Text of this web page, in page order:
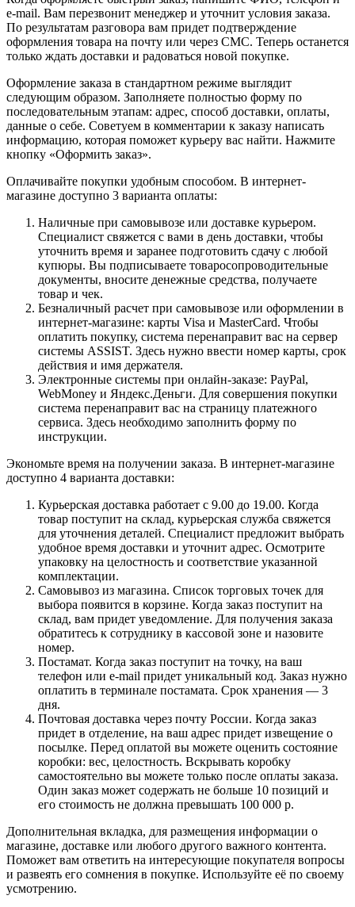
e-mail. Вам перезвонит менеджер и уточнит условия заказа.
По результатам разговора вам придет подтверждение
оформления товара на почту или через СМС. Теперь останется
только ждать доставки и радоваться новой покупке.
Оформление заказа в стандартном режиме выглядит
следующим образом. Заполняете полностью форму по
последовательным этапам: адрес, способ доставки, оплаты,
данные о себе. Советуем в комментарии к заказу написать
информацию, которая поможет курьеру вас найти. Нажмите
кнопку «Оформить заказ».
Оплачивайте покупки удобным способом. В интернет-
магазине доступно 3 варианта оплаты:
Наличные при самовывозе или доставке курьером.
Специалист свяжется с вами в день доставки, чтобы
уточнить время и заранее подготовить сдачу с любой
купюры. Вы подписываете товаросопроводительные
документы, вносите денежные средства, получаете
товар и чек.
Безналичный расчет при самовывозе или оформлении в
интернет-магазине: карты Visa и MasterCard. Чтобы
оплатить покупку, система перенаправит вас на сервер
системы ASSIST. Здесь нужно ввести номер карты, срок
действия и имя держателя.
Электронные системы при онлайн-заказе: PayPal,
WebMoney и Яндекс.Деньги. Для совершения покупки
система перенаправит вас на страницу платежного
сервиса. Здесь необходимо заполнить форму по
инструкции.
Экономьте время на получении заказа. В интернет-магазине
доступно 4 варианта доставки:
Курьерская доставка работает с 9.00 до 19.00. Когда
товар поступит на склад, курьерская служба свяжется
для уточнения деталей. Специалист предложит выбрать
удобное время доставки и уточнит адрес. Осмотрите
упаковку на целостность и соответствие указанной
комплектации.
Самовывоз из магазина. Список торговых точек для
выбора появится в корзине. Когда заказ поступит на
склад, вам придет уведомление. Для получения заказа
обратитесь к сотруднику в кассовой зоне и назовите
номер.
Постамат. Когда заказ поступит на точку, на ваш
телефон или e-mail придет уникальный код. Заказ нужно
оплатить в терминале постамата. Срок хранения — 3
дня.
Почтовая доставка через почту России. Когда заказ
придет в отделение, на ваш адрес придет извещение о
посылке. Перед оплатой вы можете оценить состояние
коробки: вес, целостность. Вскрывать коробку
самостоятельно вы можете только после оплаты заказа.
Один заказ может содержать не больше 10 позиций и
его стоимость не должна превышать 100 000 р.
Дополнительная вкладка, для размещения информации о
магазине, доставке или любого другого важного контента.
Поможет вам ответить на интересующие покупателя вопросы
и развеять его сомнения в покупке. Используйте её по своему
усмотрению.